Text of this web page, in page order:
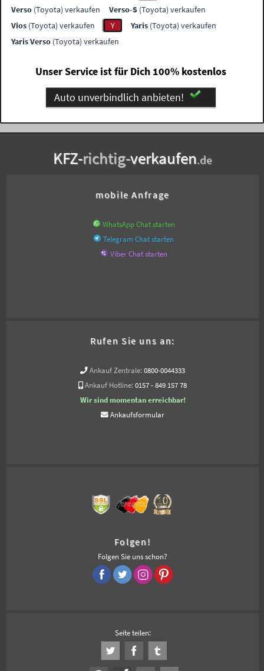
Verso (Toyota) verkaufen Verso-S (Toyota) verkaufen
Vios (Toyota) verkaufen Y Yaris (Toyota) verkaufen
Yaris Verso (Toyota) verkaufen
Unser Service ist für Dich 100% kostenlos
Auto unverbindlich anbieten!
KFZ-richtig-verkaufen.de
mobile Anfrage
WhatsApp Chat starten
Telegram Chat starten
Viber Chat starten
Rufen Sie uns an:
Ankauf Zentrale: 0800-0044333
Ankauf Hotline: 0157 - 849 157 78
Wir sind momentan erreichbar!
Ankaufsformular
Folgen!
Folgen Sie uns schon?
Seite teilen: